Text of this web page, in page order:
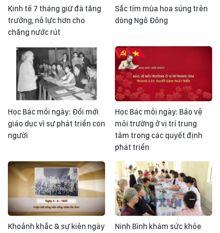
Kinh tế 7 tháng giữ đà tăng
trưởng, nỗ lực hơn cho
chặng nước rút
Sắc tím mùa hoa súng trên
dòng Ngô Đồng
Học Bác mỗi ngày: Đổi mới
giáo dục vì sự phát triển con
người
Học Bác mỗi ngày: Bảo vệ
môi trường ở vị trí trung
tâm trong các quyết định
phát triển
Khoảnh khắc & sự kiện ngày Ninh Bình khám sức khỏe